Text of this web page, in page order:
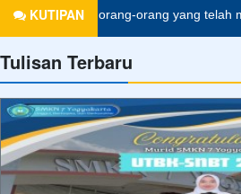
KUTIPAN
orang yang telah mempersiapkan
Tulisan Terbaru